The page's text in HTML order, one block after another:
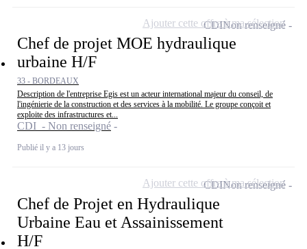
Chef de projet MOE hydraulique
urbaine H/F
33 - BORDEAUX
Description de l'entreprise Egis est un acteur international majeur du conseil, de
l'ingénierie de la construction et des services à la mobilité. Le groupe conçoit et
exploite des infrastructures et...
CDI - Non renseigné
Publié il y a 13 jours
CDINon renseigné
Ajouter cette offre à ma sélection
Chef de Projet en Hydraulique
Urbaine Eau et Assainissement
H/F
CDINon renseigné
Ajouter cette offre à ma sélection